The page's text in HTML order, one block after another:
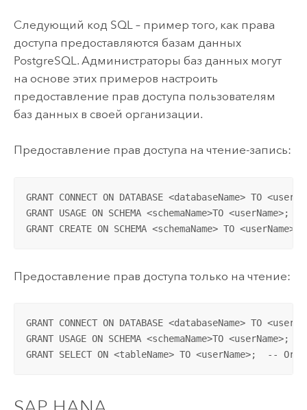
Следующий код SQL – пример того, как права
доступа предоставляются базам данных
PostgreSQL . Администраторы баз данных могут
на основе этих примеров настроить
предоставление прав доступа пользователям
баз данных в своей организации.
Предоставление прав доступа на чтение-запись:
GRANT CONNECT ON DATABASE <databaseName> TO
GRANT USAGE ON SCHEMA <schemaName>TO <userName>;
GRANT CREATE ON SCHEMA <schemaName> TO <userName>;
Предоставление прав доступа только на чтение:
GRANT CONNECT ON DATABASE <databaseName> TO
GRANT USAGE ON SCHEMA <schemaName>TO
GRANT SELECT ON <tableName> TO <userName>;